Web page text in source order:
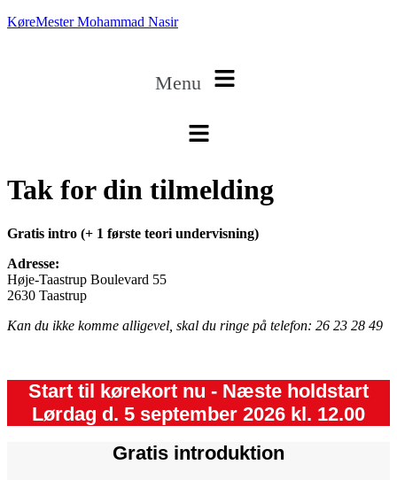
KøreMester Mohammad Nasir
Menu
Tak for din tilmelding
Gratis intro (+ 1 første teori undervisning)
Adresse:
Høje-Taastrup Boulevard 55
2630 Taastrup
Kan du ikke komme alligevel, skal du ringe på telefon: 26 23 28 49
Start til kørekort nu - Næste holdstart
Lørdag d. 5 september 2026 kl. 12.00
Gratis introduktion